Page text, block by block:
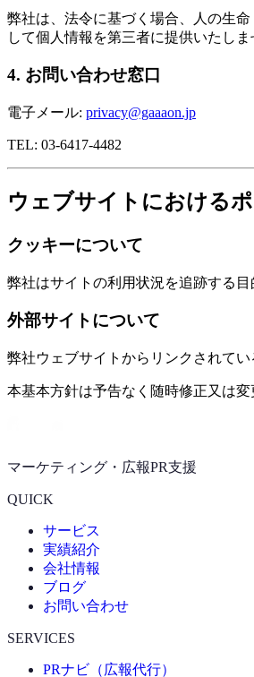
弊社は、法令に基づく場合、人の生
して個人情報を第三者に提供いたしま
4. お問い合わせ窓口
電子メール: privacy@gaaaon.jp
TEL: 03-6417-4482
ウェブサイトにおける
クッキーについて
弊社はサイトの利用状況を追跡する
外部サイトについて
弊社ウェブサイトからリンクされて
本基本方針は予告なく随時修正又は
マーケティング・広報PR支援
QUICK
サービス
実績紹介
会社情報
ブログ
お問い合わせ
SERVICES
PRナビ（広報代行）